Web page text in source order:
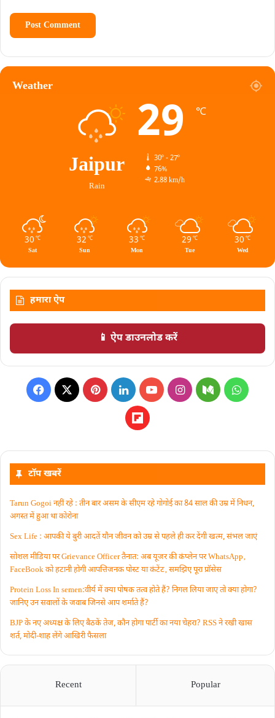
Weather
Jaipur
Rain
29 ℃
30º - 27º
76%
2.88 km/h
30 ℃
Sat
32 ℃
Sun
33 ℃
Mon
29 ℃
Tue
30 ℃
Wed
हमारा ऐप
📱 ऐप डाउनलोड करें
टॉप खबरें
Tarun Gogoi नहीं रहे : तीन बार असम के सीएम रहे गोगोई का 84 साल की उम्र में निधन,
अगस्त में हुआ था कोरोना
Sex Life : आपकी ये बुरी आदतें याैन जीवन को उम्र से पहले ही कर देंगी खत्म, संभल जाएं
सोशल मीडिया पर Grievance Officer तैनात: अब यूजर की कंप्लेन पर WhatsApp‚
FaceBook को हटानी होगी आपत्तिजनक पोस्ट या कंटेंट‚ समझिए पूरा प्रॉसेस
Protein Loss In semen:वीर्य में क्या पोषक तत्व होते हैं? निगल लिया जाए तो क्या होगा?
जानिए उन सवालों के जवाब जिनसे आप शर्माते हैं?
BJP के नए अध्यक्ष के लिए बैठकें तेज, कौन होगा पार्टी का नया चेहरा? RSS ने रखी खास
शर्त, मोदी-शाह लेंगे आखिरी फैसला
Recent Popular